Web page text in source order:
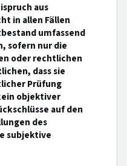
aus
in allen Fällen
umfassend
sofern nur die
oder rechtlichen
dass sie
Prüfung
objektiver
auf den
des
subjektive